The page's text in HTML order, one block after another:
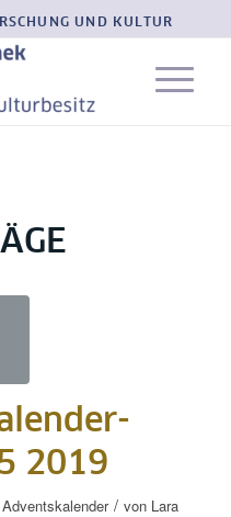
UND KULTUR
2019
Adventskalender / von Lara